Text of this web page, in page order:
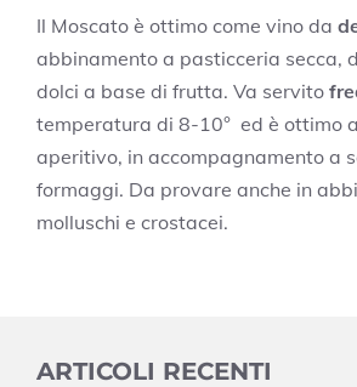
Il Moscato è ottimo come vino da
abbinamento a pasticceria secca,
dolci a base di frutta. Va servito
temperatura di 8-10° ed è ottimo
aperitivo, in accompagnamento a
formaggi. Da provare anche in
molluschi e crostacei.
ARTICOLI RECENTI